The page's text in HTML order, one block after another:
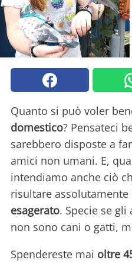
Quanto si può voler
domestico? Pensateci
sarebbero disposte a
amici non umani. E,
intendiamo anche ciò
risultare assolutamente
esagerato. Specie se
non sono cani o gatti,
Spendereste mai oltre